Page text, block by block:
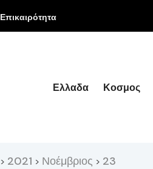
Επικαιρότητα
Ελλαδα Κοσμος
> 2021 > Νοέμβριος > 23